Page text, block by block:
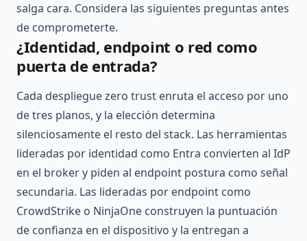
salga cara. Considera las siguientes preguntas antes
de comprometerte.
¿Identidad, endpoint o red como
puerta de entrada?
Cada despliegue zero trust enruta el acceso por uno
de tres planos, y la elección determina
silenciosamente el resto del stack. Las herramientas
lideradas por identidad como Entra convierten al IdP
en el broker y piden al endpoint postura como señal
secundaria. Las lideradas por endpoint como
CrowdStrike o NinjaOne construyen la puntuación
de confianza en el dispositivo y la entregan a